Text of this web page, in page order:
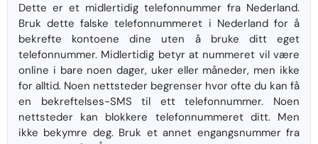
Dette er et midlertidig telefonnummer fra Nederland.
Bruk dette falske telefonnummeret i Nederland for å
bekrefte kontoene dine uten å bruke ditt eget
telefonnummer. Midlertidig betyr at nummeret vil være
online i bare noen dager, uker eller måneder, men ikke
for alltid. Noen nettsteder begrenser hvor ofte du kan få
en bekreftelses-SMS til ett telefonnummer. Noen
nettsteder kan blokkere telefonnummeret ditt. Men
ikke bekymre deg. Bruk et annet engangsnummer fra